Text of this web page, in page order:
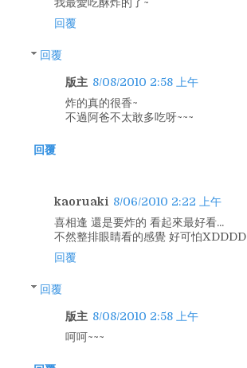
回覆
回覆
版主 8/08/2010 2:58 上午
炸的真的很香~
不過阿爸不太敢多吃呀~~~
回覆
kaoruaki 8/06/2010 2:22 上午
喜相逢 還是要炸的 看起來最好看...
不然整排眼睛看的感覺 好可怕XDDDD
回覆
回覆
版主 8/08/2010 2:58 上午
呵呵~~~